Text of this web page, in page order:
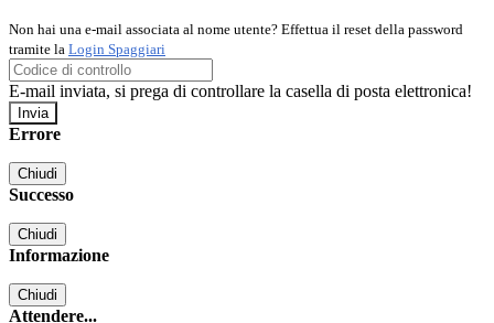
Non hai una e-mail associata al nome utente? Effettua il reset della password
tramite la Login Spaggiari
E-mail inviata, si prega di controllare la casella di posta elettronica!
Errore
Chiudi
Successo
Chiudi
Informazione
Chiudi
Attendere...